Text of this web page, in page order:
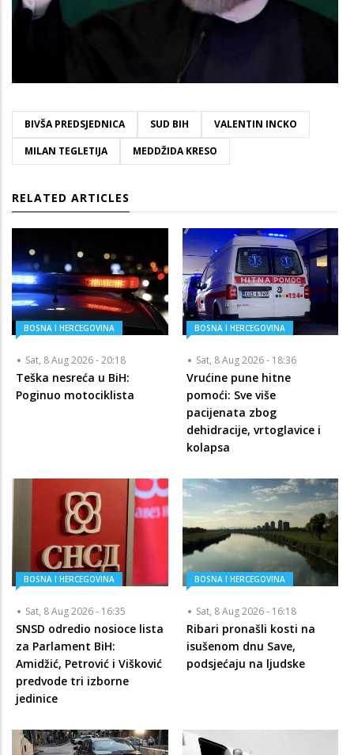
BIVŠA PREDSJEDNICA SUD BIH
VALENTIN INCKO
MILAN TEGLETIJA
MEDDŽIDA KRESO
RELATED ARTICLES
BOSNA I HERCEGOVINA
Sat, 8 Aug 2026 - 20:18
Teška nesreća u BiH:
Poginuo motociklista
BOSNA I HERCEGOVINA
Sat, 8 Aug 2026 - 18:36
Vrućine pune hitne
pomoći: Sve više
pacijenata zbog
dehidracije, vrtoglavice i
kolapsa
BOSNA I HERCEGOVINA
Sat, 8 Aug 2026 - 16:35
SNSD odredio nosioce lista
za Parlament BiH:
Amidžić, Petrović i Višković
predvode tri izborne
jedinice
BOSNA I HERCEGOVINA
Sat, 8 Aug 2026 - 16:18
Ribari pronašli kosti na
isušenom dnu Save,
podsjećaju na ljudske